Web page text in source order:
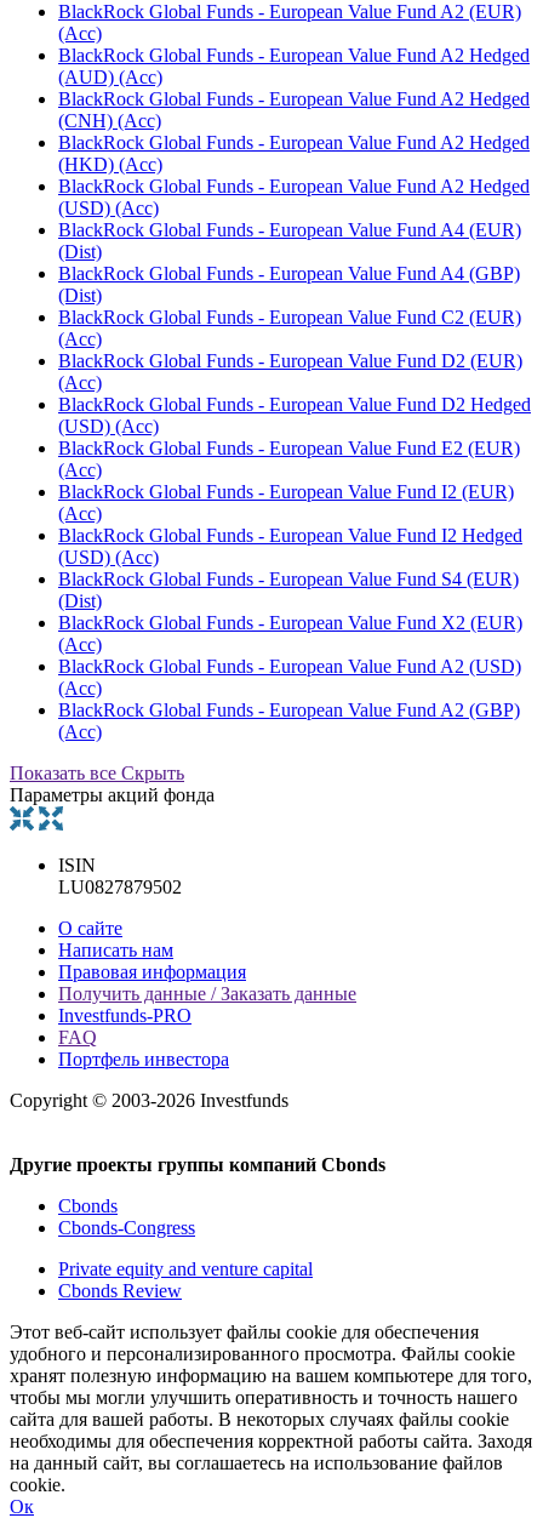
BlackRock Global Funds - European Value Fund A2 (EUR)
(Acc)
BlackRock Global Funds - European Value Fund A2 Hedged
(AUD) (Acc)
BlackRock Global Funds - European Value Fund A2 Hedged
(CNH) (Acc)
BlackRock Global Funds - European Value Fund A2 Hedged
(HKD) (Acc)
BlackRock Global Funds - European Value Fund A2 Hedged
(USD) (Acc)
BlackRock Global Funds - European Value Fund A4 (EUR)
(Dist)
BlackRock Global Funds - European Value Fund A4 (GBP)
(Dist)
BlackRock Global Funds - European Value Fund C2 (EUR)
(Acc)
BlackRock Global Funds - European Value Fund D2 (EUR)
(Acc)
BlackRock Global Funds - European Value Fund D2 Hedged
(USD) (Acc)
BlackRock Global Funds - European Value Fund E2 (EUR)
(Acc)
BlackRock Global Funds - European Value Fund I2 (EUR)
(Acc)
BlackRock Global Funds - European Value Fund I2 Hedged
(USD) (Acc)
BlackRock Global Funds - European Value Fund S4 (EUR)
(Dist)
BlackRock Global Funds - European Value Fund X2 (EUR)
(Acc)
BlackRock Global Funds - European Value Fund A2 (USD)
(Acc)
BlackRock Global Funds - European Value Fund A2 (GBP)
(Acc)
Показать все Скрыть
Параметры акций фонда
ISIN
LU0827879502
О сайте
Написать нам
Правовая информация
Получить данные / Заказать данные
Investfunds-PRO
FAQ
Портфель инвестора
Copyright © 2003-2026 Investfunds
Другие проекты группы компаний Cbonds
Cbonds
Cbonds-Congress
Private equity and venture capital
Cbonds Review
Этот веб-сайт использует файлы cookie для обеспечения
удобного и персонализированного просмотра. Файлы cookie
хранят полезную информацию на вашем компьютере для того,
чтобы мы могли улучшить оперативность и точность нашего
сайта для вашей работы. В некоторых случаях файлы cookie
необходимы для обеспечения корректной работы сайта. Заходя
на данный сайт, вы соглашаетесь на использование файлов
cookie.
Ок